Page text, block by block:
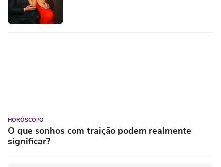
HORÓSCOPO
O que sonhos com traição podem realmente
significar?